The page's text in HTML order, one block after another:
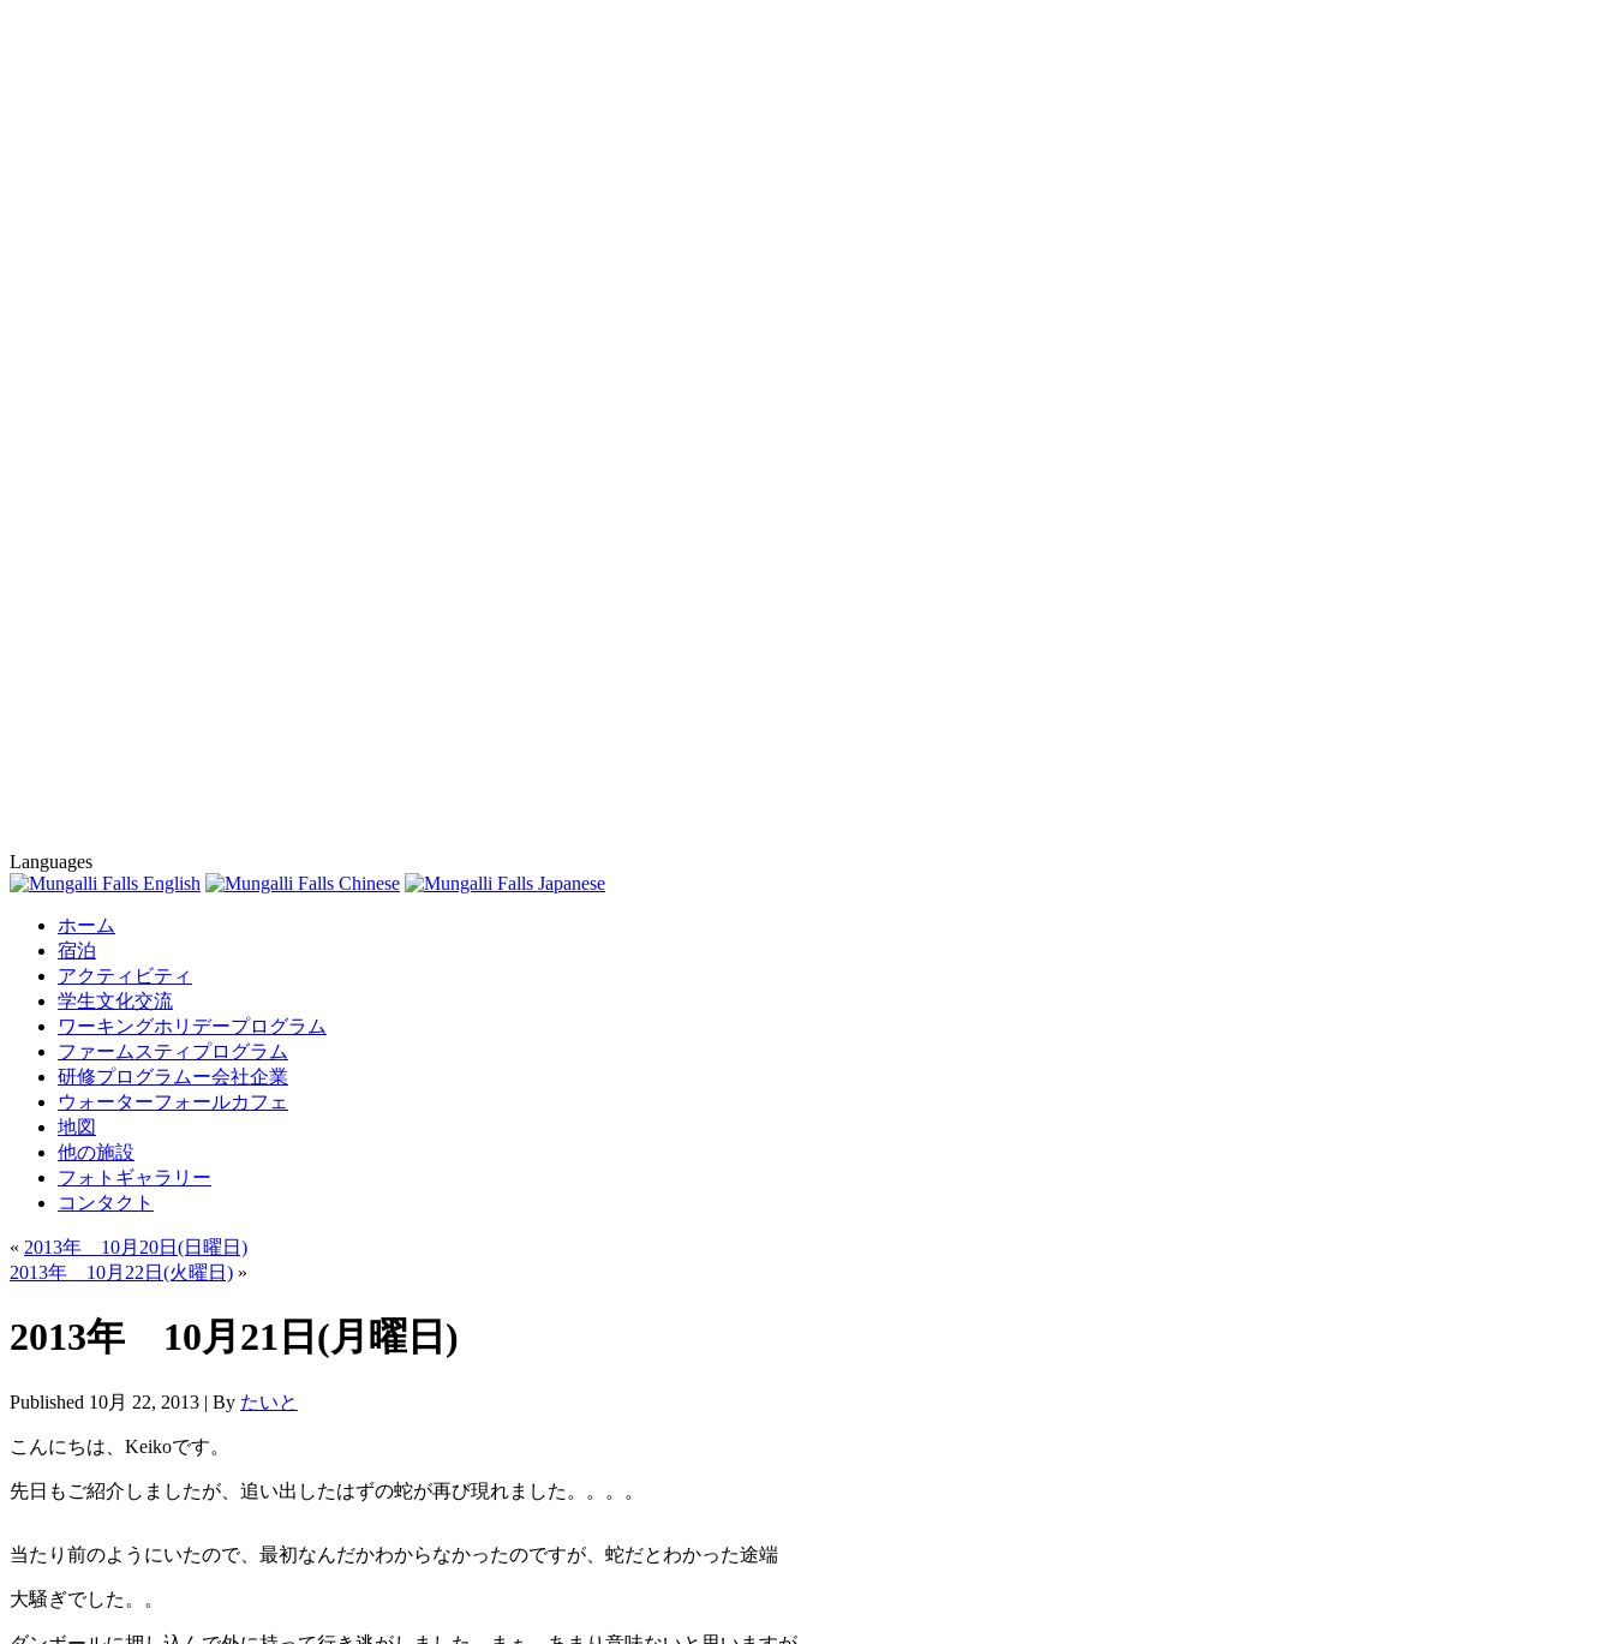
Languages
ホーム
宿泊
アクティビティ
学生文化交流
ワーキングホリデープログラム
ファームスティプログラム
研修プログラムー会社企業
ウォーターフォールカフェ
地図
他の施設
フォトギャラリー
コンタクト
« 2013年 10月20日(日曜日)
2013年 10月22日(火曜日) »
2013年 10月21日(月曜日)
Published 10月 22, 2013 | By たいと
こんにちは、Keikoです。
先日もご紹介しましたが、追い出したはずの蛇が再び現れました。。。。
当たり前のようにいたので、最初なんだかわからなかったのですが、蛇だとわかった途端
大騒ぎでした。。